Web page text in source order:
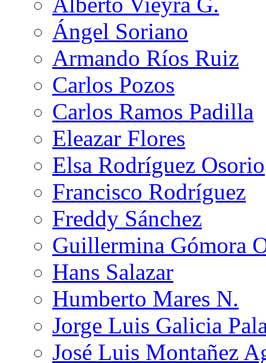
Ángel Soriano
Armando Ríos Ruiz
Carlos Pozos
Carlos Ramos Padilla
Eleazar Flores
Elsa Rodríguez Osorio
Francisco Rodríguez
Freddy Sánchez
Guillermina Gómora
Hans Salazar
Humberto Mares N.
Jorge Luis Galicia
José Luis Montañez